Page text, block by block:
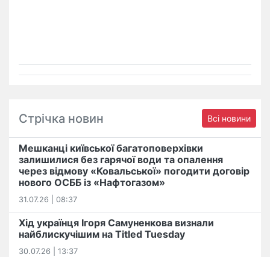
Стрічка новин Всі новини
Мешканці київської багатоповерхівки
залишилися без гарячої води та опалення
через відмову «Ковальської» погодити договір
нового ОСББ із «Нафтогазом»
31.07.26 | 08:37
Хід українця Ігоря Самуненкова визнали
найблискучішим на Titled Tuesday
30.07.26 | 13:37